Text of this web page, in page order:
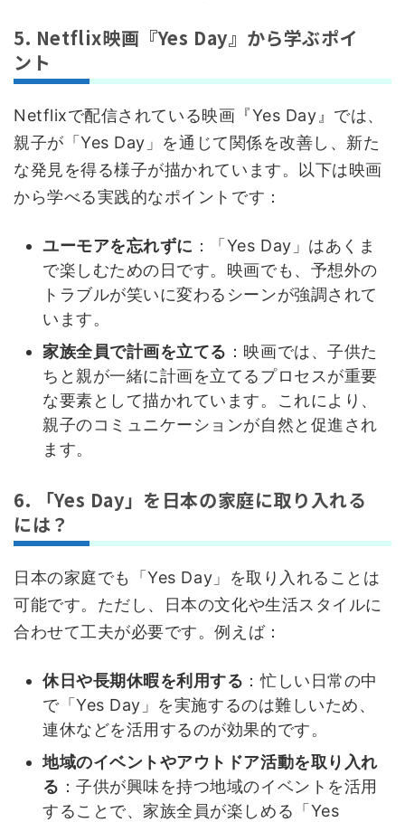
5. Netflix映画『Yes Day』から学ぶポイ
ント
Netflixで配信されている映画『Yes Day』では、
親子が「Yes Day」を通じて関係を改善し、新た
な発見を得る様子が描かれています。以下は映画
から学べる実践的なポイントです：
ユーモアを忘れずに ：「Yes Day」はあくま
で楽しむための日です。映画でも、予想外の
トラブルが笑いに変わるシーンが強調されて
います。
家族全員で計画を立てる ：映画では、子供た
ちと親が一緒に計画を立てるプロセスが重要
な要素として描かれています。これにより、
親子のコミュニケーションが自然と促進され
ます。
6. 「Yes Day」を日本の家庭に取り入れる
には？
日本の家庭でも「Yes Day」を取り入れることは
可能です。ただし、日本の文化や生活スタイルに
合わせて工夫が必要です。例えば：
休日や長期休暇を利用する ：忙しい日常の中
で「Yes Day」を実施するのは難しいため、
連休などを活用するのが効果的です。
地域のイベントやアウトドア活動を取り入れ
る ：子供が興味を持つ地域のイベントを活用
することで、家族全員が楽しめる「Yes